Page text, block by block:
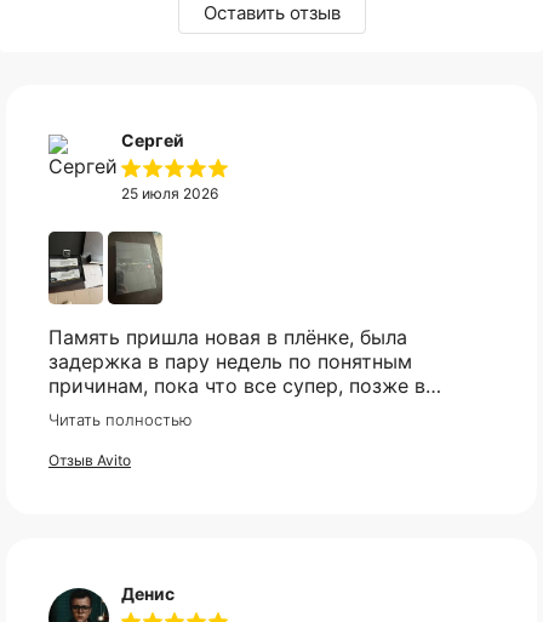
Оставить отзыв
Сергей
25 июля 2026
Память пришла новая в плёнке, была
задержка в пару недель по понятным
причинам, пока что все супер, позже в
сборке проверю и отзыв дополню
Читать полностью
Отзыв Avito
Денис